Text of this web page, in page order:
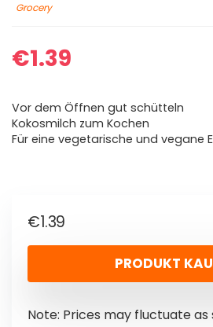
Grocery
€1.39
Vor dem Öffnen gut schütteln
Kokosmilch zum Kochen
Für eine vegetarische und vegane
€1.39
PRODUKT
Note: Prices may fluctuate as